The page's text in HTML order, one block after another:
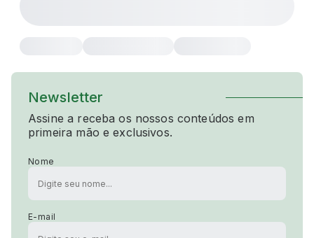
Newsletter
Assine a receba os nossos conteúdos em
primeira mão e exclusivos.
Nome
E-mail